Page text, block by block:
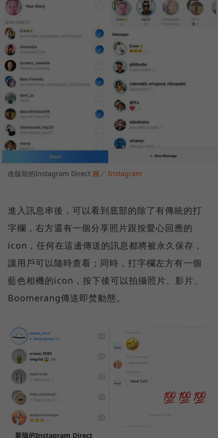
改版前的Instagram Direct 圖／ Instagram
進入訊息串後，可以看到底部的除了有傳統的打
字欄，右方還有一個分享照片跟按愛心回應的
icon，任何在這邊傳送的訊息都將被永久保存，
讓用戶可以隨時查看；同時，打字欄左方有一個
藍色相機的icon，按下後可以拍攝照片、影片、
Boomerang傳送即焚動態。
新版的Instagram Direct